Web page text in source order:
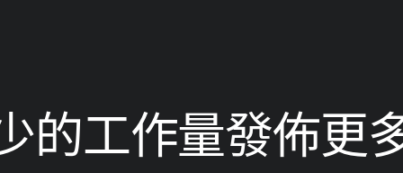
的工作量發佈更